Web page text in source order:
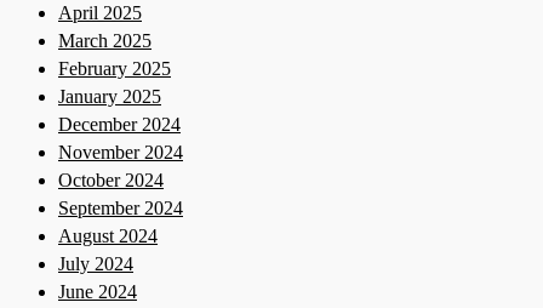
April 2025
March 2025
February 2025
January 2025
December 2024
November 2024
October 2024
September 2024
August 2024
July 2024
June 2024